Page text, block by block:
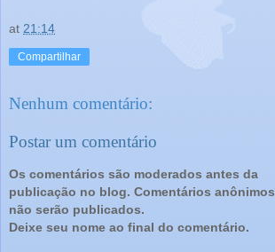
at 21:14
Compartilhar
Nenhum comentário:
Postar um comentário
Os comentários são moderados antes da
publicação no blog. Comentários anônimos
não serão publicados.
Deixe seu nome ao final do comentário.